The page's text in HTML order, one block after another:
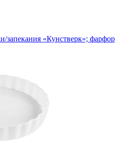
запекания «Кунстверк»; фарфор